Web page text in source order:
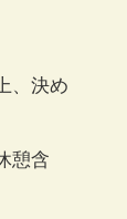
、決め
憩含